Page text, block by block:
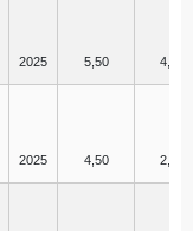
2025 5,50 4,00
2025 4,50 2,75